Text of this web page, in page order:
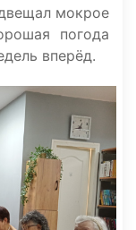
мокрое
погода
вперёд.